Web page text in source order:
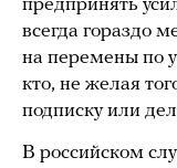
предпринять
всегда гораздо
на перемены по
кто, не желая
подписку или
В российском